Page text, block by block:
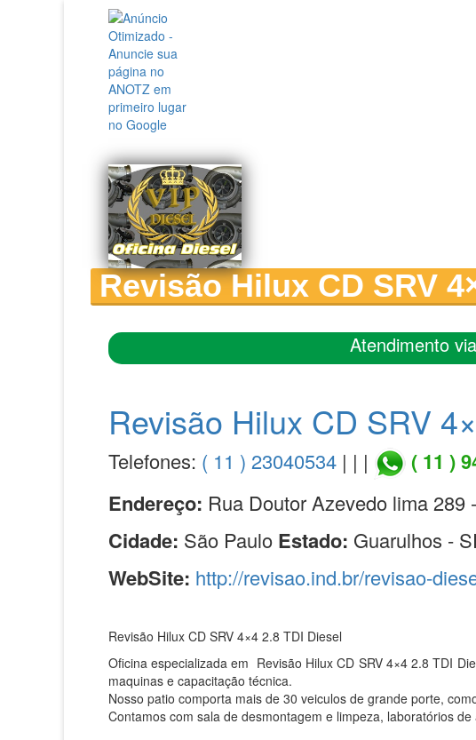
Revisão Hilux CD SRV
Atendimento
Revisão Hilux CD SRV
Telefones: ( 11 ) 23040534 | | |
( 11 )
Endereço: Rua Doutor Azevedo lima 289
Cidade: São Paulo Estado: Guarulhos -
WebSite: http://revisao.ind.br/revisao-
Revisão Hilux CD SRV 4×4 2.8 TDI Diesel
Oficina especializada em Revisão Hilux CD SRV 4×4 2.8 TDI
maquinas e capacitação técnica.
Nosso patio comporta mais de 30 veiculos de grande porte,
Contamos com sala de desmontagem e limpeza, laboratórios